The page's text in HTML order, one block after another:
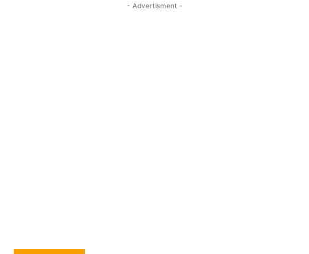
- Advertisment -